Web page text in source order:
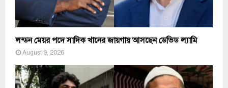
লন্ডন মেয়র পদে সাদিক খানের জায়গায় আসছেন ডেভিড ল্যামি
August 9, 2026